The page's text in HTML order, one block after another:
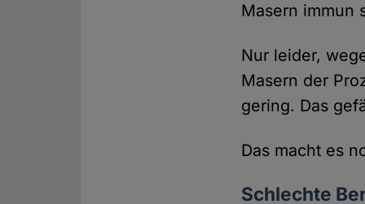
Masern immun
Nur leider,
Masern der
gering. Das
Das macht es
Schlechte